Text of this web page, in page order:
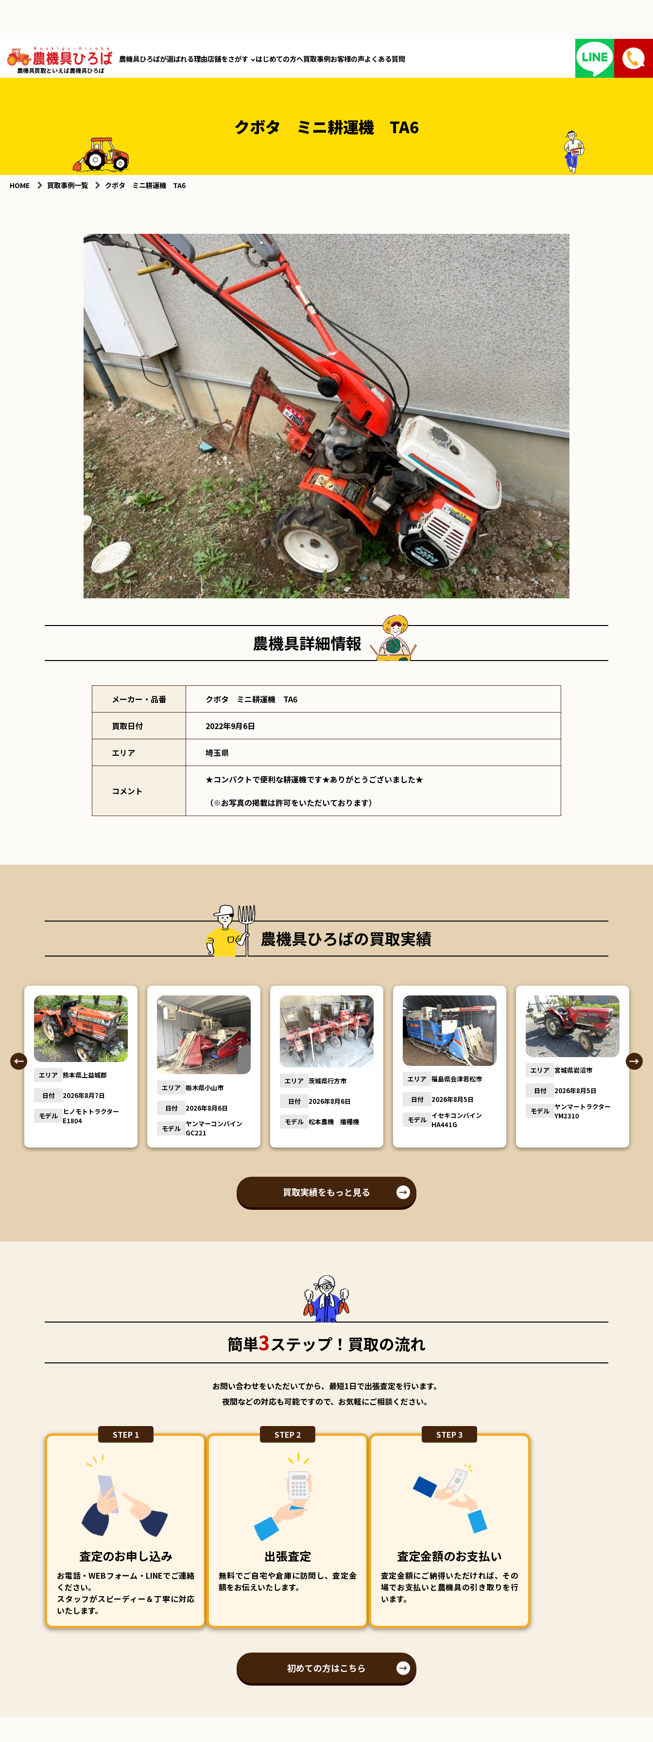
農機具買取といえば農機具ひろば
農機具ひろばが選ばれる理由店舗をさがす はじめての方へ買取事例お客様の声よくある質問
クボタ ミニ耕運機 TA6
HOME 買取事例一覧 クボタ ミニ耕運機 TA6
農機具詳細情報
メーカー・品番 クボタ ミニ耕運機 TA6
買取日付 2022年9月6日
エリア 埼玉県
コメント
★コンパクトで便利な耕運機です★ありがとうございました★
（※お写真の掲載は許可をいただいております）
農機具ひろばの買取実績
2026年8月6日
ヤンマーコンバイン
松本農機 播種機
エリア 福島県会津若松市
日付 2026年8月5日
モデル HA441G
YM2310
2026年8月4日
クボタトラクター
買取実績をもっと見る
簡単3ステップ！買取の流れ
お問い合わせをいただいてから、最短1日で出張査定を行います。
夜間などの対応も可能ですので、お気軽にご相談ください。
STEP 1
査定のお申し込み
お電話・WEBフォーム・LINEでご連絡
ください。
スタッフがスピーディー＆丁寧に対応
いたします。
STEP 2
出張査定
無料でご自宅や倉庫に訪問し、査定金
額をお伝えいたします。
STEP 3
査定金額のお支払い
査定金額にご納得いただければ、その
場でお支払いと農機具の引き取りを行
います。
初めての方はこちら